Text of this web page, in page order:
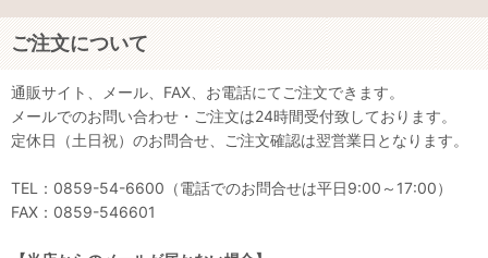
ご注文について
通販サイト、メール、FAX、お電話にてご注文できます。
メールでのお問い合わせ・ご注文は24時間受付致しております。
定休日（土日祝）のお問合せ、ご注文確認は翌営業日となります。
TEL：0859-54-6600（電話でのお問合せは平日9:00～17:00）
FAX：0859-546601